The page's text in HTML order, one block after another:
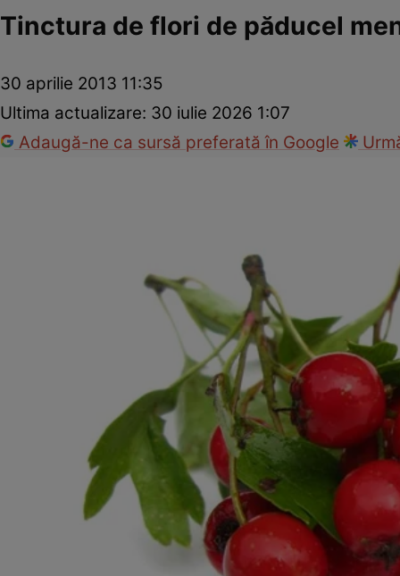
Tinctura de flori de păducel
30 aprilie 2013 11:35
Ultima actualizare: 30 iulie 2026 1:07
Adaugă-ne ca sursă preferată în Google